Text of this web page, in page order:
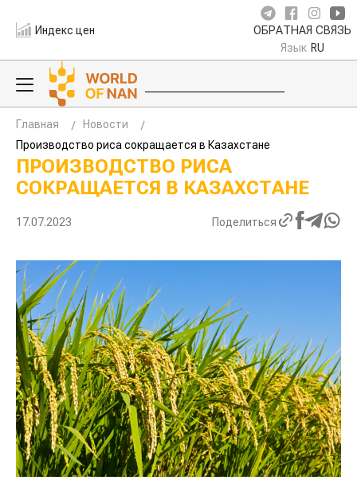
Индекс цен ОБРАТНАЯ СВЯЗЬ
Язык RU
Главная
Новости
Производство риса сокращается в Казахстане
ПРОИЗВОДСТВО РИСА
СОКРАЩАЕТСЯ В КАЗАХСТАНЕ
17.07.2023 Поделиться